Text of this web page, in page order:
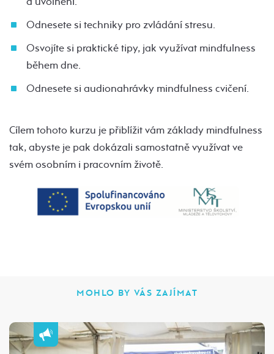
Odnesete si techniky pro zvládání stresu.
Osvojíte si praktické tipy, jak využívat mindfulness
během dne.
Odnesete si audionahrávky mindfulness cvičení.
Cílem tohoto kurzu je přiblížit vám základy mindfulness
tak, abyste je pak dokázali samostatně využívat ve
svém osobním i pracovním životě.
MOHLO BY VÁS ZAJÍMAT